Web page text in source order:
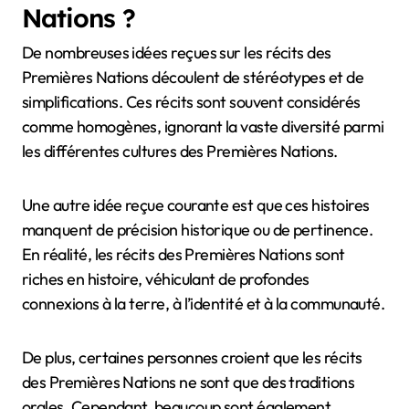
risquent également de simplifier à l’excès des récits
authenticité est crucial pour maintenir l’intégrité de
ces histoires.
Quelles idées reçues existent
Nations ?
De nombreuses idées reçues sur les récits des
Premières Nations découlent de stéréotypes et de
simplifications. Ces récits sont souvent considérés
comme homogènes, ignorant la vaste diversité parmi
Une autre idée reçue courante est que ces histoires